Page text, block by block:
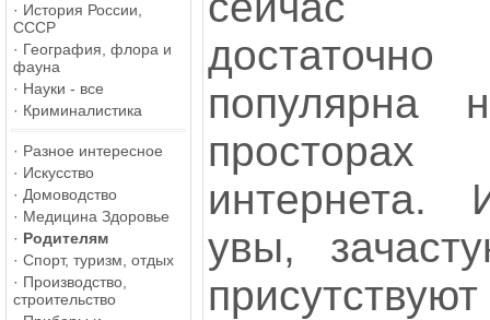
· История России,
СССР
· География, флора и
фауна
· Науки - все
· Криминалистика
· Разное интересное
· Искусство
· Домоводство
· Медицина Здоровье
· Родителям
· Спорт, туризм, отдых
· Производство,
строительство
достаточно
популярна
просторах
интернета.
увы,
присутствуют